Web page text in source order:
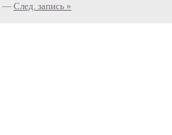
— След. запись »